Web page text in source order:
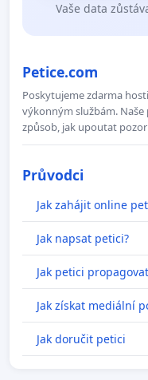
Vaše data
Petice.com
Poskytujeme zdarma
výkonným službám.
způsob, jak upoutat
Průvodci
Jak zahájit online
Jak napsat petici?
Jak petici
Jak získat mediální
Jak doručit petici